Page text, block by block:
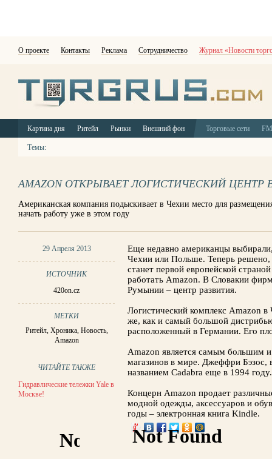
О проекте Контакты Реклама Сотрудничество Журнал «Новости
Картина дня Ритейл Рынки Внешний фон Торговые сети
Темы:
AMAZON ОТКРЫВАЕТ ЛОГИСТИЧЕСКИЙ ЦЕНТР
Американская компания подыскивает в Чехии место для
начать работу уже в этом году
29 Апреля 2013
ИСТОЧНИК
420on.cz
МЕТКИ
Ритейл, Хроника, Новость,
Amazon
ЧИТАЙТЕ ТАКЖЕ
Гидравлические тележки Yale в
Москве!
Еще недавно американцы
Чехии или Польше. Теперь решено,
станет первой европейской
работать Amazon. В Словакии
Румынии – центр развития.
Логистический комплекс Amazon
же, как и самый большой
расположенный в Германии. Его
Amazon является самым большим
магазинов в мире. Джеффри Бэзос,
названием Cadabra еще в 1994 году.
Концерн Amazon продает
модной одежды, аксессуаров и
годы – электронная книга Kindle.